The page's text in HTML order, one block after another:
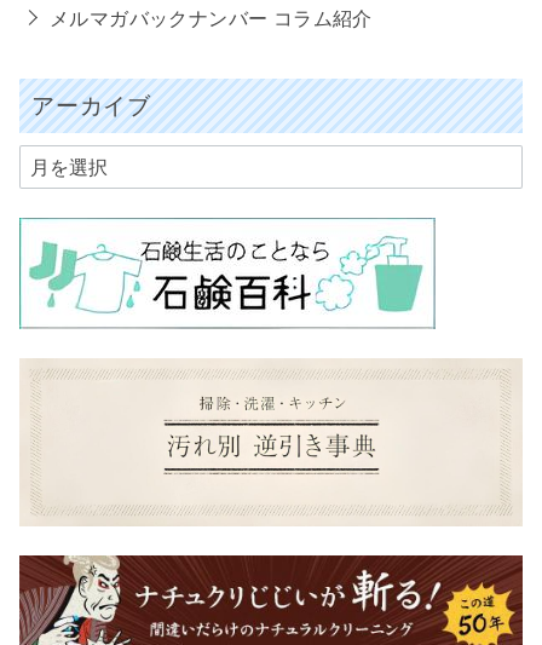
メルマガバックナンバー コラム紹介
アーカイブ
ア
ー
カ
イ